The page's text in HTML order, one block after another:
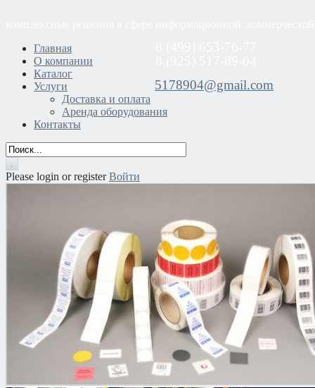
5178904@gmail.com
Главная
О компании
Каталог
Услуги
Доставка и оплата
Аренда оборудования
Контакты
Please login or register Войти